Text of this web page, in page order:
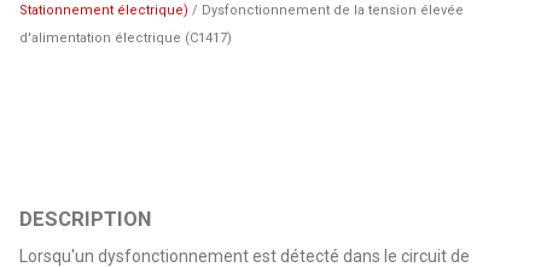
Stationnement électrique) / Dysfonctionnement de la tension élevée
d'alimentation électrique (C1417)
DESCRIPTION
Lorsqu'un dysfonctionnement est détecté dans le circuit de